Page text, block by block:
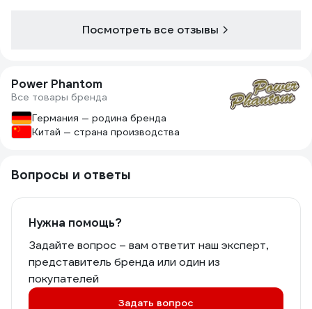
Посмотреть все отзывы
Power Phantom
Все товары бренда
Германия — родина бренда
Китай — страна производства
Вопросы и ответы
Нужна помощь?
Задайте вопрос – вам ответит наш эксперт,
представитель бренда или один из
покупателей
Задать вопрос